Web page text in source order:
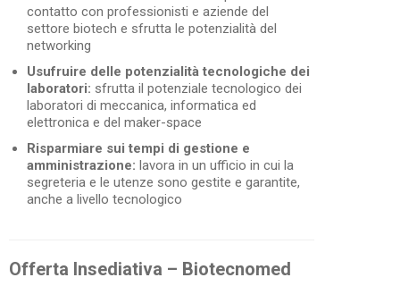
contatto con professionisti e aziende del
settore biotech e sfrutta le potenzialità del
networking
Usufruire delle potenzialità tecnologiche dei
laboratori: sfrutta il potenziale tecnologico dei
laboratori di meccanica, informatica ed
elettronica e del maker-space
Risparmiare sui tempi di gestione e
amministrazione: lavora in un ufficio in cui la
segreteria e le utenze sono gestite e garantite,
anche a livello tecnologico
Offerta Insediativa – Biotecnomed